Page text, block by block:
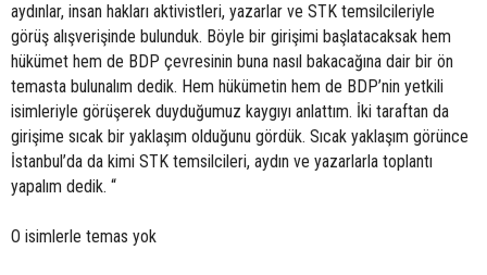
aydınlar, insan hakları aktivistleri, yazarlar ve STK temsilcileriyle
görüş alışverişinde bulunduk. Böyle bir girişimi başlatacaksak hem
hükümet hem de BDP çevresinin buna nasıl bakacağına dair bir ön
temasta bulunalım dedik. Hem hükümetin hem de BDP’nin yetkili
isimleriyle görüşerek duyduğumuz kaygıyı anlattım. İki taraftan da
girişime sıcak bir yaklaşım olduğunu gördük. Sıcak yaklaşım görünce
İstanbul’da da kimi STK temsilcileri, aydın ve yazarlarla toplantı
yapalım dedik. “
O isimlerle temas yok